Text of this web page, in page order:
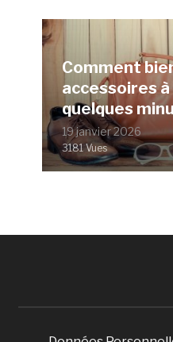
Comment
accessoires
quelques
19 janvier 2026
3181 Vues